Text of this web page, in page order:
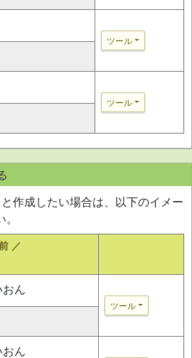
ツール
ツール
作成したい場合は、以下のイメー
／
ん
ツール
ん